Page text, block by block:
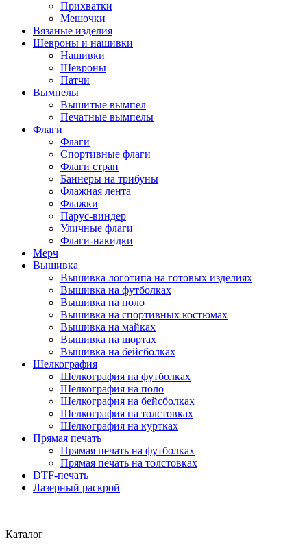
Прихватки
Мешочки
Вязаные изделия
Шевроны и нашивки
Нашивки
Шевроны
Патчи
Вымпелы
Вышитые вымпел
Печатные вымпелы
Флаги
Флаги
Спортивные флаги
Флаги стран
Баннеры на трибуны
Флажная лента
Флажки
Парус-виндер
Уличные флаги
Флаги-накидки
Мерч
Вышивка
Вышивка логотипа на готовых изделиях
Вышивка на футболках
Вышивка на поло
Вышивка на спортивных костюмах
Вышивка на майках
Вышивка на шортах
Вышивка на бейсболках
Шелкография
Шелкография на футболках
Шелкография на поло
Шелкография на бейсболках
Шелкография на толстовках
Шелкография на куртках
Прямая печать
Прямая печать на футболках
Прямая печать на толстовках
DTF-печать
Лазерный раскрой
Каталог